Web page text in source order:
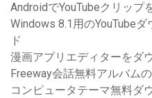
AndroidでYouTubeクリップ
Windows 8.1用のYouTube
ド
漫画アプリエディターをダ
Freeway会話無料アルバム
コンピュータテーマ無料ダ